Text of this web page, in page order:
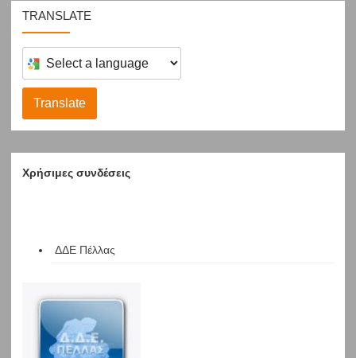
TRANSLATE
Select
a
language
to
translate
this
page
Translate
Χρήσιμες συνδέσεις
ΔΔΕ Πέλλας